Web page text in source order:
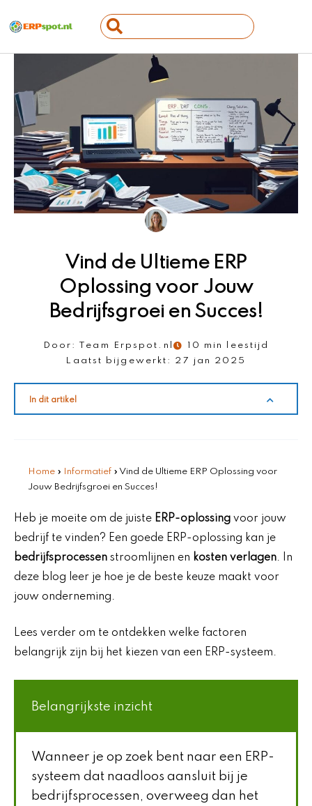
naar
inhoud
Search
...
Vind de Ultieme ERP
Oplossing voor Jouw
Bedrijfsgroei en Succes!
Door: Team Erpspot.nl
10 min leestijd
Laatst bijgewerkt:
27 jan 2025
In dit artikel
Home » Informatief » Vind de Ultieme ERP Oplossing voor
Jouw Bedrijfsgroei en Succes!
Heb je moeite om de juiste ERP-oplossing voor jouw
bedrijf te vinden? Een goede ERP-oplossing kan je
bedrijfsprocessen stroomlijnen en kosten verlagen. In
deze blog leer je hoe je de beste keuze maakt voor
jouw onderneming.
Lees verder om te ontdekken welke factoren
belangrijk zijn bij het kiezen van een ERP-systeem.
Belangrijkste inzicht
Wanneer je op zoek bent naar een ERP-
systeem dat naadloos aansluit bij je
bedrijfsprocessen, overweeg dan het